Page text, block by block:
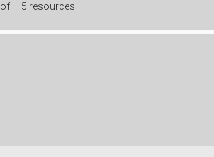
of 5 resources